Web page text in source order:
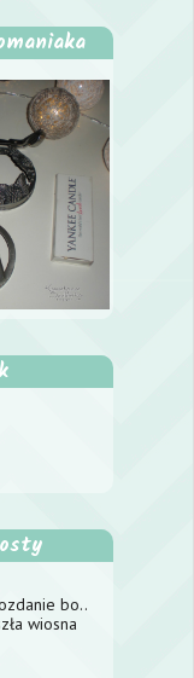
bo..
wiosna